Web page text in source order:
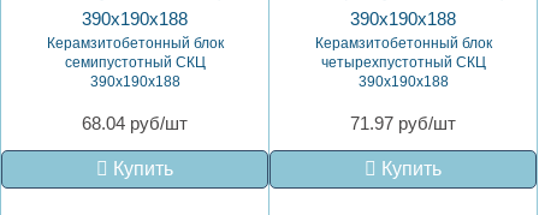
Керамзитобетонный блок
семипустотный СКЦ
390х190х188
68.04 руб/шт
Купить
Керамзитобетонный блок
четырехпустотный СКЦ
390х190х188
71.97 руб/шт
Купить